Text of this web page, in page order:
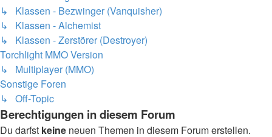
↳ Klassen - Bezwinger (Vanquisher)
↳ Klassen - Alchemist
↳ Klassen - Zerstörer (Destroyer)
Torchlight MMO Version
↳ Multiplayer (MMO)
Sonstige Foren
↳ Off-Topic
Berechtigungen in diesem Forum
Du darfst keine neuen Themen in diesem Forum erstellen.